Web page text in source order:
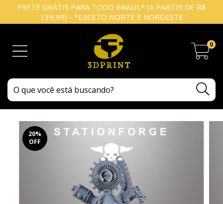
FRETE GRÁTIS PARA TODO BRASIL* (A PARTIR DE R$
139,99) - *EXCETO NORTE E NORDESTE
0
20%
OFF